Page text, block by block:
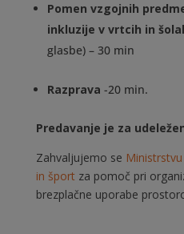
Pomen vzgojnih
inkluzije v vrtcih in
glasbe) – 30 min
Razprava -20 min.
Predavanje je za
Zahvaljujemo se
in šport za pomoč pri
brezplačne uporabe